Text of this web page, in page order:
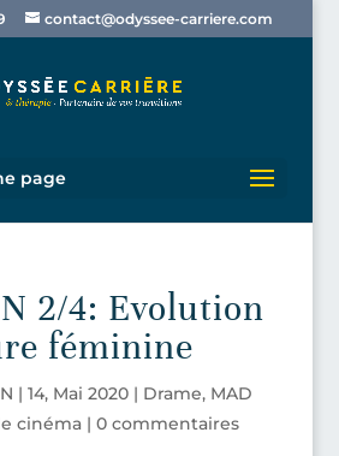
contact@odyssee-carriere.com
page
2/4: Evolution
féminine
| 14, Mai 2020| Drame, MAD
cinéma| 0 commentaires